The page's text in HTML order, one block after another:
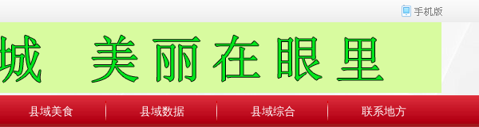
县域美食 县域数据 县域综合 联系地方